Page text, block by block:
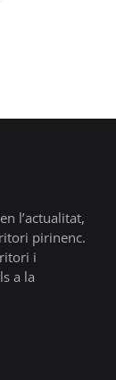
l’actualitat,
pirinenc.
i
a la